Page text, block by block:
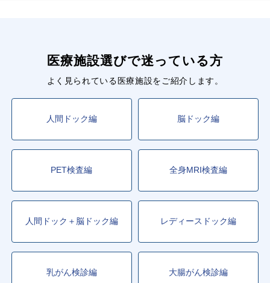
医療施設選びで迷っている方
よく見られている医療施設をご紹介します。
人間ドック編 脳ドック編
PET検査編 全身MRI検査編
人間ドック＋脳ドック編 レディースドック編
乳がん検診編 大腸がん検診編